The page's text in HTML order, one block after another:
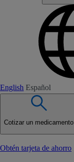
English Español
Cotizar un medicamento
Obtén tarjeta de ahorro